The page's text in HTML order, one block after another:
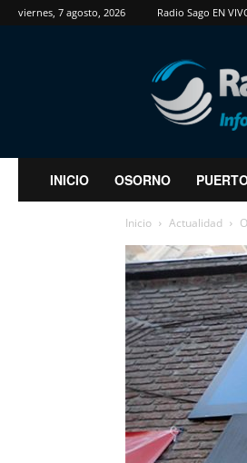
viernes, 7 agosto, 2026 Radio Sago EN
RadioSago
INICIO OSORNO
Inicio Actualidad